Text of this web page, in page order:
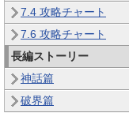
7.4 攻略チャート
7.6 攻略チャート
長編ストーリー
神話篇
破界篇